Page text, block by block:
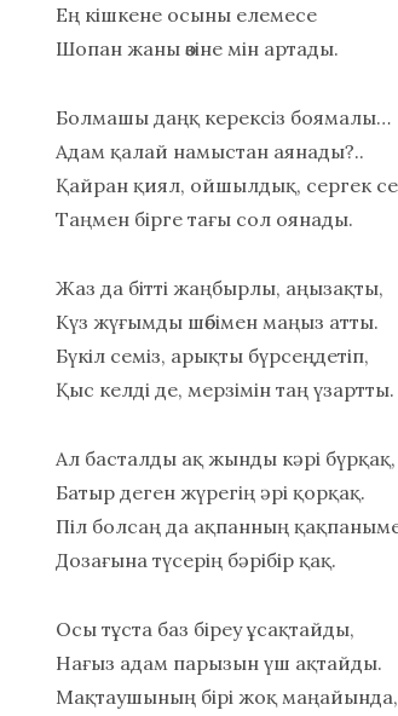
Ең кішкене осыны елемесе
Шопан жаны өзіне мін артады.
Болмашы даңқ керексіз боямалы…
Адам қалай намыстан аянады?..
Қайран қиял, ойшылдық, сергек
Таңмен бірге тағы сол оянады.
Жаз да бітті жаңбырлы, аңызақты,
Күз жүғымды шөбімен маңыз атты.
Бүкіл семіз, арықты бүрсеңдетіп,
Қыс келді де, мерзімін таң үзартты.
Ал басталды ақ жынды кәрі бүрқақ,
Батыр деген жүрегің әрі қорқақ.
Піл болсаң да ақпанның
Дозағына түсерің бәрібір қақ.
Осы тұста баз біреу ұсақтайды,
Нағыз адам парызын үш ақтайды.
Мақтаушының бірі жоқ маңайында,